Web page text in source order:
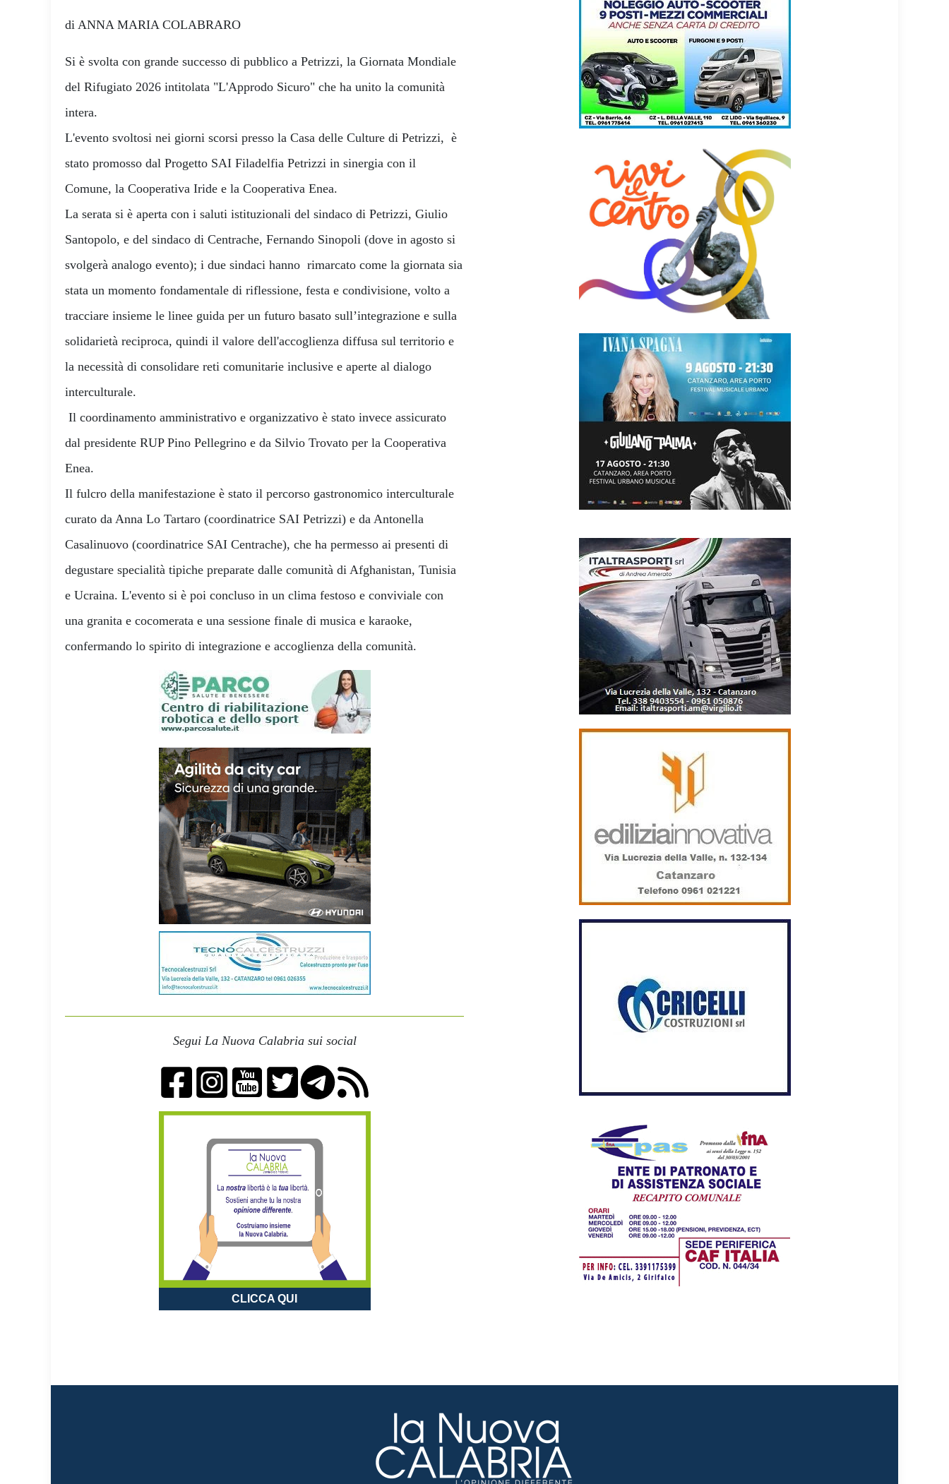
di ANNA MARIA COLABRARO
Si è svolta con grande successo di pubblico a Petrizzi, la Giornata Mondiale
del Rifugiato 2026 intitolata "L'Approdo Sicuro" che ha unito la comunità
intera.
​L'evento svoltosi nei giorni scorsi presso la Casa delle Culture di Petrizzi, è
stato promosso dal Progetto SAI Filadelfia Petrizzi in sinergia con il
Comune, la Cooperativa Iride e la Cooperativa Enea.
​La serata si è aperta con i saluti istituzionali del sindaco di Petrizzi, Giulio
Santopolo, e del sindaco di Centrache, Fernando Sinopoli (dove in agosto si
svolgerà analogo evento); i due sindaci hanno rimarcato come la giornata sia
stata un momento fondamentale di riflessione, festa e condivisione, volto a
tracciare insieme le linee guida per un futuro basato sull’integrazione e sulla
solidarietà reciproca, quindi il valore dell'accoglienza diffusa sul territorio e
la necessità di consolidare reti comunitarie inclusive e aperte al dialogo
interculturale.
Il coordinamento amministrativo e organizzativo è stato invece assicurato
dal presidente RUP Pino Pellegrino e da Silvio Trovato per la Cooperativa
Enea.
​Il fulcro della manifestazione è stato il percorso gastronomico interculturale
curato da Anna Lo Tartaro (coordinatrice SAI Petrizzi) e da Antonella
Casalinuovo (coordinatrice SAI Centrache), che ha permesso ai presenti di
degustare specialità tipiche preparate dalle comunità di Afghanistan, Tunisia
e Ucraina. L'evento si è poi concluso in un clima festoso e conviviale con
una granita e cocomerata e una sessione finale di musica e karaoke,
confermando lo spirito di integrazione e accoglienza della comunità.
Segui La Nuova Calabria sui social
CLICCA QUI